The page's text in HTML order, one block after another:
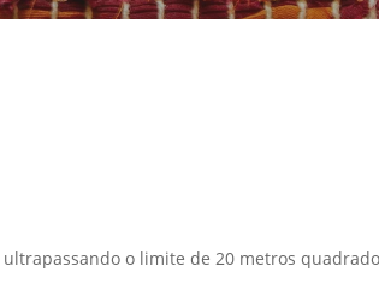
o limite de 20 metros